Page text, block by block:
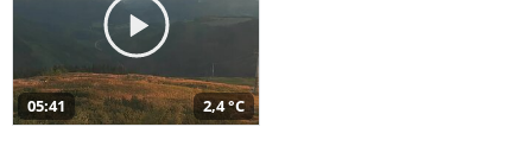
05:41 2,4 °C